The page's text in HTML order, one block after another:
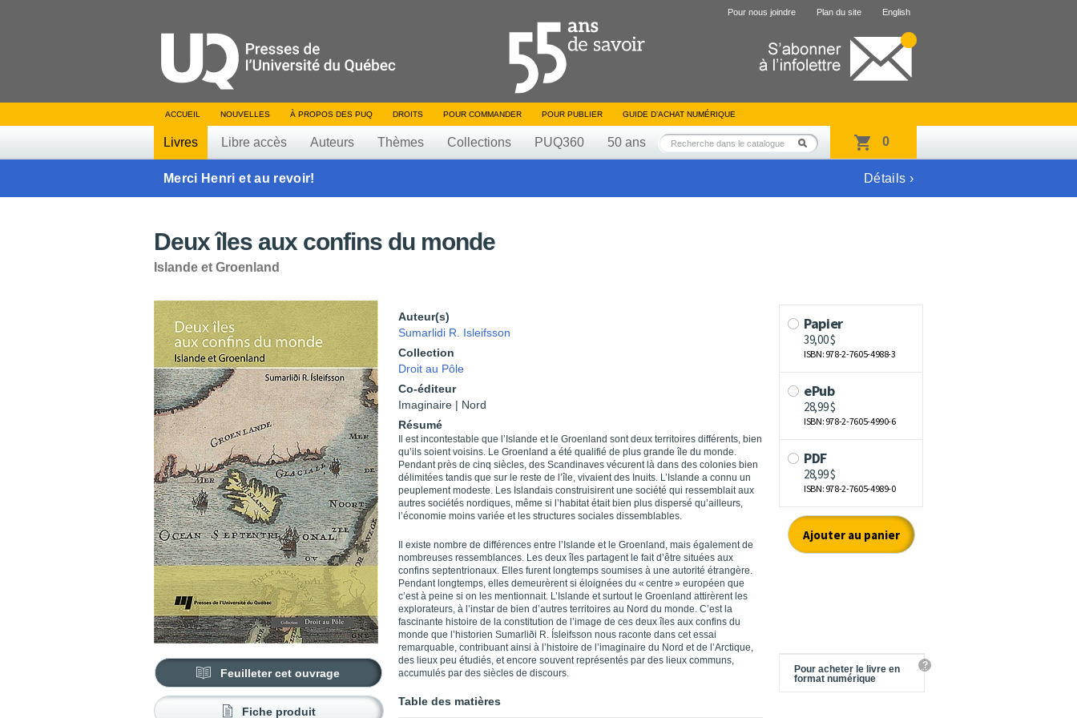
Pour nous joindre Plan du site English
ACCUEIL NOUVELLES À PROPOS DES PUQ DROITS POUR COMMANDER POUR PUBLIER GUIDE D’ACHAT NUMÉRIQUE
Livres Libre accès Auteurs Thèmes Collections PUQ360 50 ans 0
Merci Henri et au revoir! Détails ›
Deux îles aux confins du monde
Islande et Groenland
Feuilleter cet ouvrage
Fiche produit
Auteur(s)
Sumarlidi R. Isleifsson
Collection
Droit au Pôle
Co-éditeur
Imaginaire | Nord
Résumé
Il est incontestable que l’Islande et le Groenland sont deux territoires différents, bien
qu’ils soient voisins. Le Groenland a été qualifié de plus grande île du monde.
Pendant près de cinq siècles, des Scandinaves vécurent là dans des colonies bien
délimitées tandis que sur le reste de l’île, vivaient des Inuits. L’Islande a connu un
peuplement modeste. Les Islandais construisirent une société qui ressemblait aux
autres sociétés nordiques, même si l’habitat était bien plus dispersé qu’ailleurs,
l’économie moins variée et les structures sociales dissemblables.
Il existe nombre de différences entre l’Islande et le Groenland, mais également de
nombreuses ressemblances. Les deux îles partagent le fait d’être situées aux
confins septentrionaux. Elles furent longtemps soumises à une autorité étrangère.
Pendant longtemps, elles demeurèrent si éloignées du « centre » européen que
c’est à peine si on les mentionnait. L’Islande et surtout le Groenland attirèrent les
explorateurs, à l’instar de bien d’autres territoires au Nord du monde. C’est la
fascinante histoire de la constitution de l’image de ces deux îles aux confins du
monde que l’historien Sumarliði R. Ísleifsson nous raconte dans cet essai
remarquable, contribuant ainsi à l’histoire de l’imaginaire du Nord et de l’Arctique,
des lieux peu étudiés, et encore souvent représentés par des lieux communs,
accumulés par des siècles de discours.
Table des matières
Pour acheter le livre en
format numérique
?